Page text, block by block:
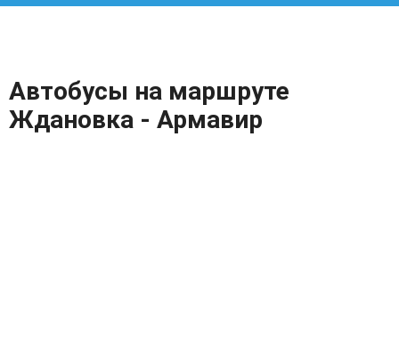
Автобусы на маршруте
Ждановка - Армавир